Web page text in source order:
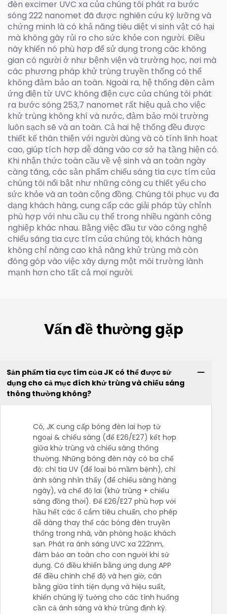
đèn excimer UVC xa của chúng tôi phát ra bước
sóng 222 nanomet đã được nghiên cứu kỹ lưỡng và
chứng minh là có khả năng tiêu diệt vi sinh vật có hại
mà không gây rủi ro cho sức khỏe con người. Điều
này khiến nó phù hợp để sử dụng trong các không
gian có người ở như bệnh viện và trường học, nơi mà
các phương pháp khử trùng truyền thống có thể
không đảm bảo an toàn. Ngoài ra, hệ thống đèn cảm
ứng điện từ UVC không điện cực của chúng tôi phát
ra bước sóng 253,7 nanomet rất hiệu quả cho việc
khử trùng không khí và nước, đảm bảo môi trường
luôn sạch sẽ và an toàn. Cả hai hệ thống đều được
thiết kế thân thiện với người dùng và có tính linh hoạt
cao, giúp tích hợp dễ dàng vào cơ sở hạ tầng hiện có.
Khi nhận thức toàn cầu về vệ sinh và an toàn ngày
càng tăng, các sản phẩm chiếu sáng tia cực tím của
chúng tôi nổi bật như những công cụ thiết yếu cho
sức khỏe và an toàn cộng đồng. Chúng tôi phục vụ đa
dạng khách hàng, cung cấp các giải pháp tùy chỉnh
phù hợp với nhu cầu cụ thể trong nhiều ngành công
nghiệp khác nhau. Bằng việc đầu tư vào công nghệ
chiếu sáng tia cực tím của chúng tôi, khách hàng
không chỉ nâng cao khả năng khử trùng mà còn
đóng góp vào việc xây dựng một môi trường lành
mạnh hơn cho tất cả mọi người.
Vấn đề thường gặp
Sản phẩm tia cực tím của JK có thể được sử
dụng cho cả mục đích khử trùng và chiếu sáng
thông thường không?
Có, JK cung cấp bóng đèn lai hợp tử
ngoại & chiếu sáng (đế E26/E27) kết hợp
giữa khử trùng và chiếu sáng thông
thường. Những bóng đèn này có ba chế
độ: chỉ tia UV (để loại bỏ mầm bệnh), chỉ
ánh sáng nhìn thấy (để chiếu sáng hàng
ngày), và chế độ lai (khử trùng + chiếu
sáng đồng thời). Đế E26/E27 phù hợp với
hầu hết các ổ cắm tiêu chuẩn, cho phép
dễ dàng thay thế các bóng đèn truyền
thống trong nhà, văn phòng hoặc khách
sạn. Phát ra ánh sáng UVC xa 222nm,
đảm bảo an toàn cho con người khi sử
dụng. Có điều khiển bằng ứng dụng APP
để điều chỉnh chế độ và hẹn giờ, cân
bằng giữa tính tiện dụng và hiệu suất,
khiến chúng lý tưởng cho các tình huống
cần cả ánh sáng và khử trùng định kỳ.